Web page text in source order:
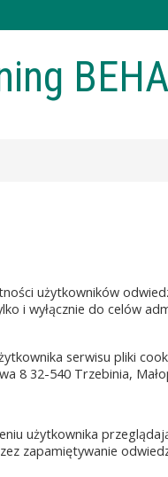
użytkowników
i wyłącznie do celów
serwisu pliki
8 32-540 Trzebinia,
użytkownika
zapamiętywanie